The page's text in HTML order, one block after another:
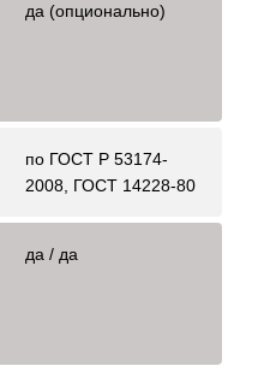
да (опционально)
по ГОСТ Р 53174-
2008, ГОСТ 14228-80
да / да